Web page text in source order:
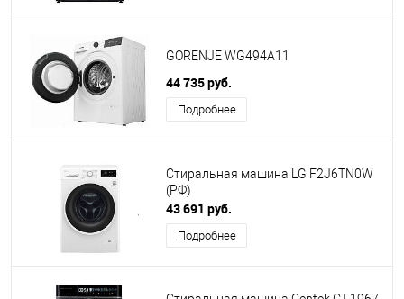
GORENJE WG494A11
44 735 руб.
Подробнее
Стиральная машина LG F2J6TN0W
(РФ)
43 691 руб.
Подробнее